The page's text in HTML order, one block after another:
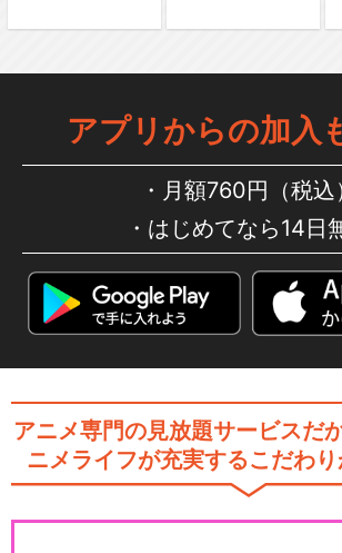
アプリからの加入
月額760円（税込
はじめてなら14日
アニメ専門の見放題サービスだ
ニメライフが充実するこだわり